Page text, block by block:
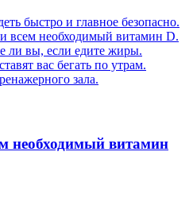
быстро и главное безопасно.
всем необходимый витамин D.
ли вы, если едите жиры.
вас бегать по утрам.
зала.
необходимый витамин